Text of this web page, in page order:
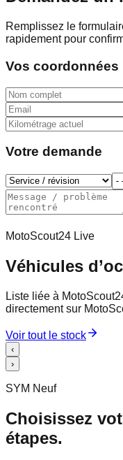
Remplissez le
rapidement pour
Vos coordonnées
Votre demande
MotoScout24 Live
Véhicules
Liste liée à
directement sur
Voir tout le stock
‹
›
SYM Neuf
Choisissez
étapes.